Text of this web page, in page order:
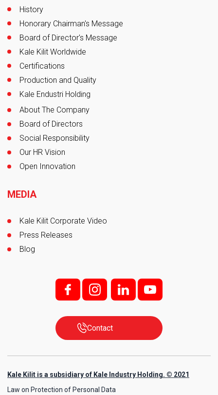
History
Honorary Chairman's Message
Board of Director's Message
Kale Kilit Worldwide
Certifications
Production and Quality
Kale Endustri Holding
About The Company
Board of Directors
Social Responsibility
Our HR Vision
Open Innovation
MEDIA
Kale Kilit Corporate Video
Press Releases
Blog
f; i; l y
Contact
Kale Kilit is a subsidiary of Kale Industry Holding. © 2021
Law on Protection of Personal Data